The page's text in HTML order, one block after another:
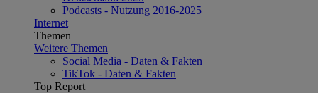
Podcasts - Nutzung 2016-2025
Internet
Themen
Weitere Themen
Social Media - Daten & Fakten
TikTok - Daten & Fakten
Top Report